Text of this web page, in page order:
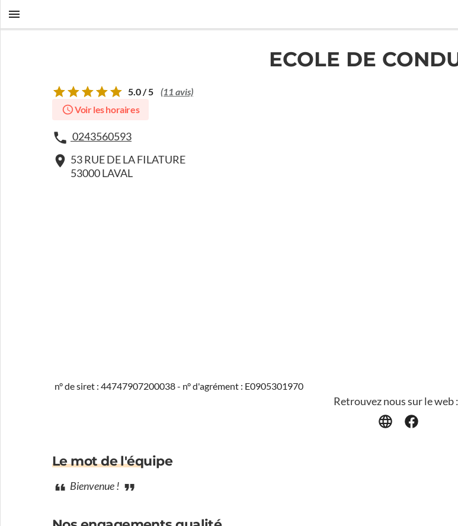
ECOLE DE
5.0 / 5 (11 avis)
Voir les horaires
0243560593
53 RUE DE LA FILATURE
53000 LAVAL
n° de siret : 44747907200038 - n° d'agrément : E0905301970
Retrouvez nous sur le web :
Le mot de l'équipe
Bienvenue !